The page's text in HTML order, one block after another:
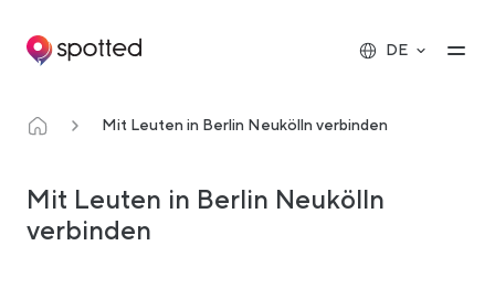
Main navigation
DE
Mit Leuten in Berlin Neukölln verbinden
Mit Leuten in Berlin Neukölln
verbinden